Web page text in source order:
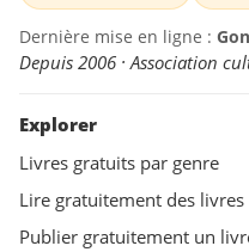
Dernière mise en ligne :
Depuis 2006 · Association
Explorer
Livres gratuits par genre
Lire gratuitement des
Publier gratuitement un